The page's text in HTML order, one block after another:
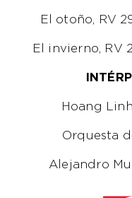
El otoño, RV
El invierno, RV
Hoang
Orquesta
Alejandro